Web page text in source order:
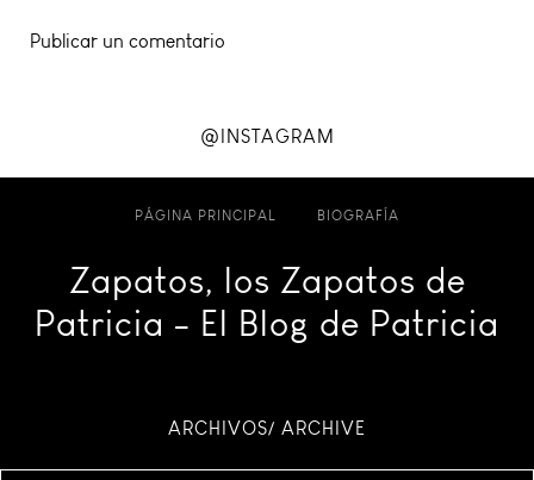
Publicar un comentario
@INSTAGRAM
PÁGINA PRINCIPAL BIOGRAFÍA
Zapatos, los Zapatos de
Patricia - El Blog de Patricia
ARCHIVOS/ ARCHIVE